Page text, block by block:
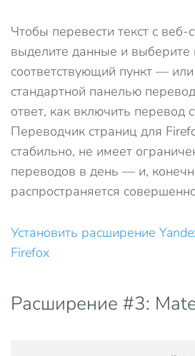
Чтобы перевести текст с веб-
выделите данные и
соответствующий пункт — или
стандартной панелью
ответ, как включить перевод
Переводчик страниц для
стабильно, не имеет
переводов в день — и,
распространяется
Установить расширение
Firefox
Расширение #3: